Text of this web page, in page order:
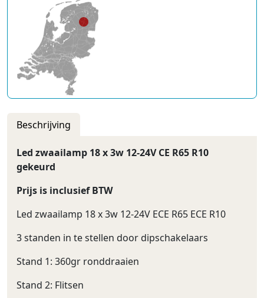
Beschrijving
Led zwaailamp 18 x 3w 12-24V CE R65 R10
gekeurd
Prijs is inclusief BTW
Led zwaailamp 18 x 3w 12-24V ECE R65 ECE R10
3 standen in te stellen door dipschakelaars
Stand 1: 360gr ronddraaien
Stand 2: Flitsen